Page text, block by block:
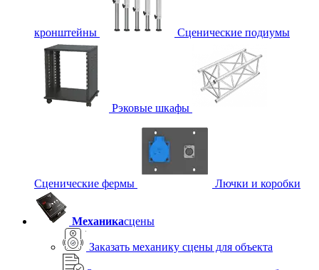
кронштейны Сценические подиумы
Рэковые шкафы
Сценические фермы Лючки и коробки
Механикасцены
Заказать механику сцены для объекта